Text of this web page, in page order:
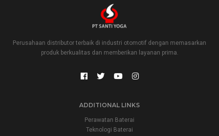
Perusahaan distributor terbaik di industri otomotif dengan memasarkan
produk berkualitas dan memberikan layanan prima.
ADDITIONAL LINKS
Perawatan Baterai
Teknologi Baterai